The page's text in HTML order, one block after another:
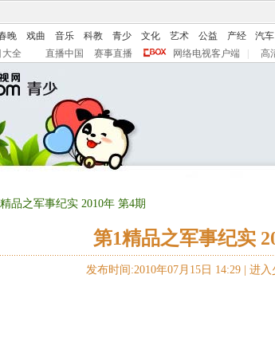
晚 戏曲 音乐 科教 青少 文化 艺术 公益 产经 汽车
大全 直播中国 赛事直播 网络电视客户端 高
品之军事纪实 2010年 第4期
第1精品之军事纪实
发布时间:2010年07月15日 14:29 | 进入